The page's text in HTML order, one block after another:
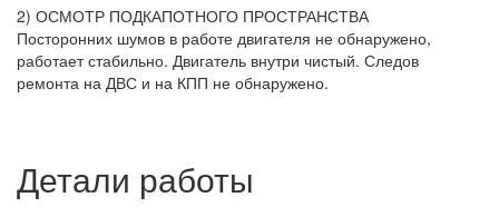
2) ОСМОТР ПОДКАПОТНОГО ПРОСТРАНСТВА
Посторонних шумов в работе двигателя не обнаружено,
работает стабильно. Двигатель внутри чистый. Следов
ремонта на ДВС и на КПП не обнаружено.
Детали работы